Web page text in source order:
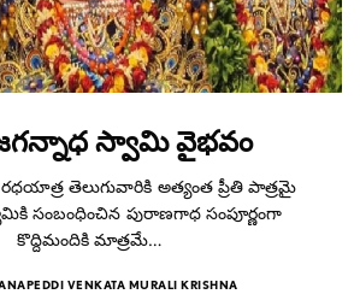
స్వామి వైభవం
తెలుగువారికి అత్యంత ప్రీతి పాత్రమై
సంబంధించిన పురాణగాధ సంపూర్ణంగా
కొద్దిమందికి మాత్రమే…
VENKATA MURALI KRISHNA